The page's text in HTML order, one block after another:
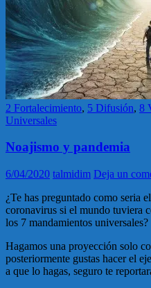
2 Fortalecimiento, 5 Difusión, 8
Universales
Noajismo y pandemia
6/04/2020 talmidim Deja un
¿Te has preguntado como seria
coronavirus si el mundo tuviera
los 7 mandamientos universales?
Hagamos una proyección solo
posteriormente gustas hacer el
a que lo hagas, seguro te